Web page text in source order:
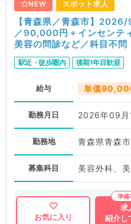
NEW スポット求人
【青森県／青森市】
／90,000円＋インセンテ
美容の問診など／科目不問
駅近・徒歩圏内 後期1年目歓迎
給与 単価
勤務月日 2026年09月
勤務地 青森県青森市
募集科目 美容外科、
お気に入り
求
紹介し